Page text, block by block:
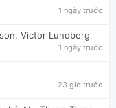
1 ngày trước
Victor Lundberg
1 ngày trước
23 giờ trước